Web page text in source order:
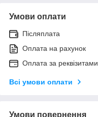
Умови оплати
Післяплата
Оплата на рахунок
Оплата за реквізитами
Всі умови оплати
Умови повернення